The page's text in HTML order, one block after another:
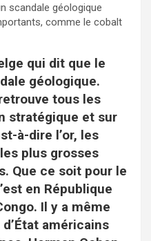
scandale géologique
comme le cobalt
qui dit que le
géologique.
tous les
stratégique et sur
à-dire l’or, les
plus grosses
Que ce soit pour le
en République
Il y a même
américains